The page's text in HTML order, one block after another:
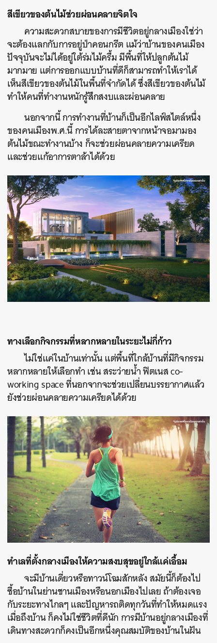
สีเขียวของต้นไม้ช่วยผ่อนคลายจิตใจ
ความสะดวกสบายของการมีชีวิตอยู่กลางเมืองใช่ว่า
จะต้องแลกกับการอยู่ป่าคอนกรีต แม้ว่าบ้านของคนเมือง
ปัจจุบันจะไม่ได้อยู่ใต้ร่มไม้ครึ้ม มีพื้นที่ให้ปลูกต้นไม้
มากมาย แต่การออกแบบบ้านที่ดีก็สามารถทำให้เราได้
เห็นสีเขียวของต้นไม้ในพื้นที่จำกัดได้ ซึ่งสีเขียวของต้นไม้
ทำให้คนที่ทำงานหนักรู้สึกสงบและผ่อนคลาย
นอกจากนี้ การทำงานที่บ้านก็เป็นอีกไลฟ์สไตล์หนึ่ง
ของคนเมืองพ.ศ.นี้ การได้ละสายตาจากหน้าจอมามอง
ต้นไม้ขณะทำงานบ้าง ก็จะช่วยผ่อนคลายความเครียด
และช่วยแก้อาการตาล้าได้ด้วย
ทางเลือกกิจกรรมที่หลากหลายในระยะไม่กี่ก้าว
ไม่ใช่แค่ในบ้านเท่านั้น แต่พื้นที่ใกล้บ้านที่มีกิจกรรม
หลากหลายให้เลือกทำ เช่น สระว่ายน้ำ ฟิตเนส co-
working space ที่นอกจากจะช่วยเปลี่ยนบรรยากาศแล้ว
ยังช่วยผ่อนคลายความเครียดได้ด้วย
ทำเลที่ตั้งกลางเมืองให้ความสงบสุขอยู่ใกล้แค่เอื้อม
จะมีบ้านเดี่ยวหรือทาวน์โฉมสักหลัง สมัยนี้ก็ต้องไป
ซื้อบ้านในย่านชานเมืองหรือนอกเมืองไปเลย ถ้าต้องเจอ
กับระยะทางไกลๆ และปัญหารถติดทุกวันที่ทำให้หมดแรง
เมื่อถึงบ้าน ก็คงไม่ใช่ชีวิตที่ดีนัก การมีบ้านอยู่กลางเมืองที่
เดินทางสะดวกก็คงเป็นอีกหนึ่งคุณสมบัติของบ้านในฝัน